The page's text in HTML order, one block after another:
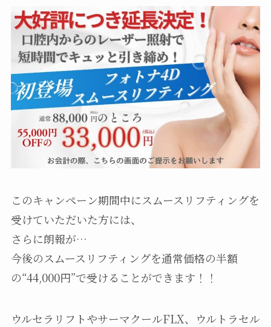
このキャンペーン期間中にスムースリフティングを
受けていただいた方には、
さらに朗報が…
今後のスムースリフティングを通常価格の半額
の“44,000円”で受けることができます！！
ウルセラリフトやサーマクールFLX、ウルトラセル